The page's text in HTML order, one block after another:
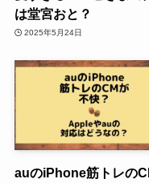
は堂宮おと？
2025年5月24日
auのiPhone筋トレの